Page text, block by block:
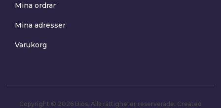
Mina ordrar
Mina adresser
Varukorg
Copyright © 2026 Bios. Alla rättigheter reserverade. Created